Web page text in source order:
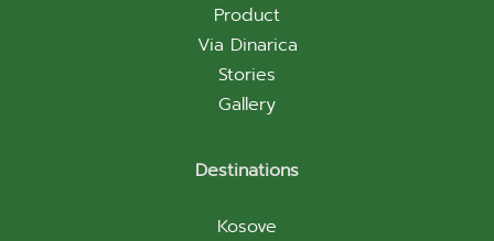
Product
Via Dinarica
Stories
Gallery
Destinations
Kosove